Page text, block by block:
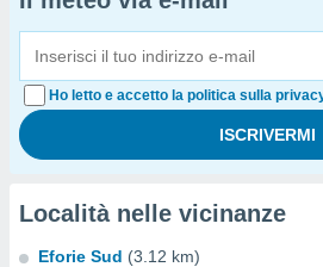
Ho letto e accetto la politica sulla
Località nelle vicinanze
Eforie Sud (3.12 km)